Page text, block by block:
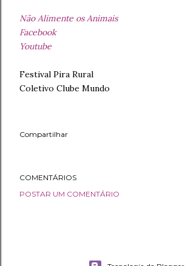
Não Alimente os Animais
Facebook
Youtube
Festival Pira Rural
Coletivo Clube Mundo
Compartilhar
COMENTÁRIOS
POSTAR UM COMENTÁRIO